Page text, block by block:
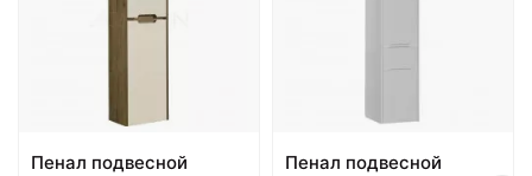
27640 ₽ 27640 ₽
Пенал подвесной
Пенал подвесной